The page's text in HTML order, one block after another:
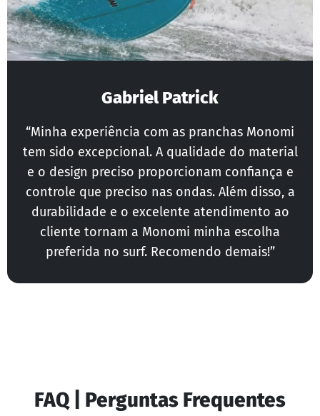
Gabriel Patrick
“Minha experiência com as pranchas Monomi
tem sido excepcional. A qualidade do material
e o design preciso proporcionam confiança e
controle que preciso nas ondas. Além disso, a
durabilidade e o excelente atendimento ao
cliente tornam a Monomi minha escolha
preferida no surf. Recomendo demais!”
FAQ | Perguntas Frequentes